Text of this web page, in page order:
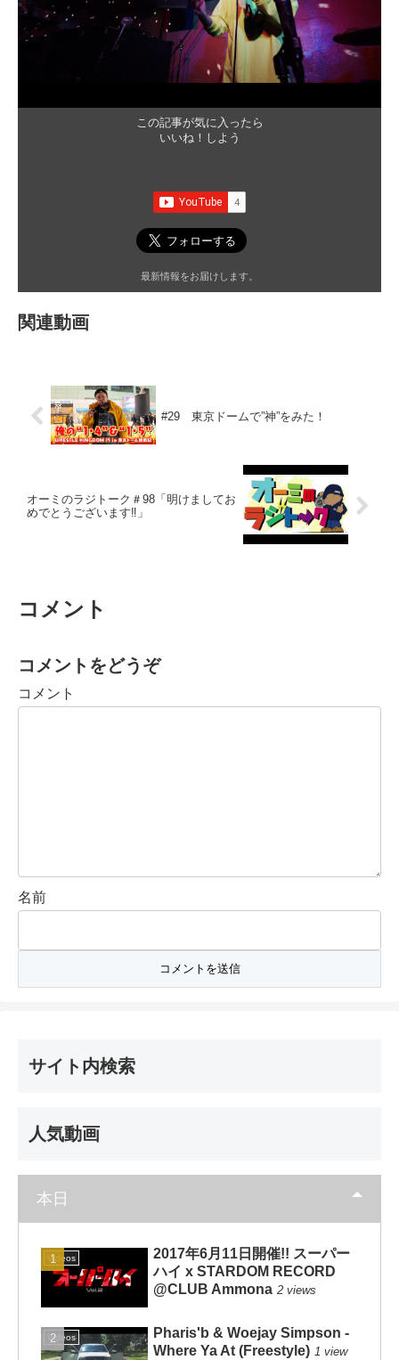
この記事が気に入ったら
いいね！しよう
最新情報をお届けします。
関連動画
#29 東京ドームで”神”をみた！
オーミのラジトーク＃98「明けましてお
めでとうございます‼︎」
コメント
コメントをどうぞ
コメント
名前
サイト内検索
人気動画
本日
Videos
2017年6月11日開催!! スーパー
ハイ x STARDOM RECORD
@CLUB Ammona 2 views
Videos
Pharis'b & Woejay Simpson -
Where Ya At (Freestyle) 1 view